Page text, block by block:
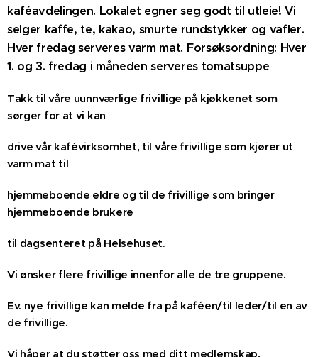
kaféavdelingen. Lokalet egner seg godt til utleie! Vi
selger kaffe, te, kakao, smurte rundstykker og vafler.
Hver fredag serveres varm mat. Forsøksordning: Hver
1. og 3. fredag i måneden serveres tomatsuppe
Takk til våre uunnværlige frivillige på kjøkkenet som
sørger for at vi kan
drive vår kafévirksomhet, til våre frivillige som kjører ut
varm mat til
hjemmeboende eldre og til de frivillige som bringer
hjemmeboende brukere
til dagsenteret på Helsehuset.
Vi ønsker flere frivillige innenfor alle de tre gruppene.
Ev. nye frivillige kan melde fra på kaféen/til leder/til en av
de frivillige.
Vi håper at du støtter oss med ditt medlemskap,